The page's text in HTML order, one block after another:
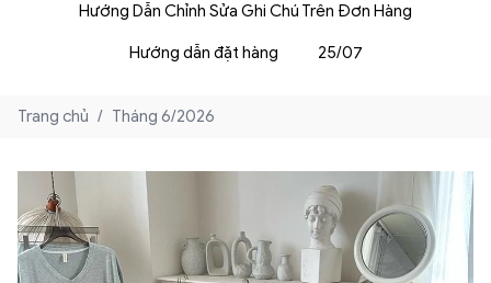
Hướng Dẫn Chỉnh Sửa Ghi Chú Trên Đơn Hàng
Hướng dẫn đặt hàng 25/07
Trang chủ / Tháng 6/2026